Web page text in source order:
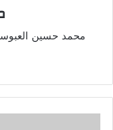
محمد حسين